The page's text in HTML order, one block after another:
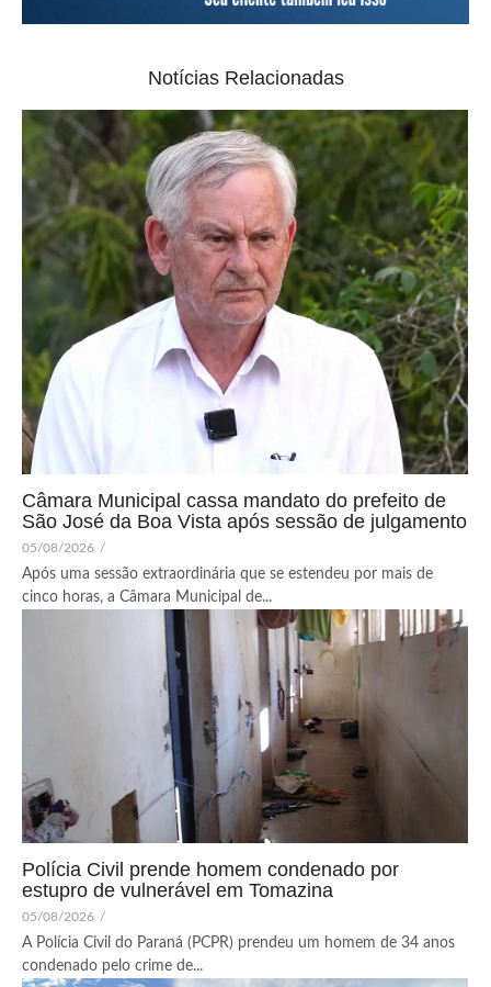
Notícias Relacionadas
Câmara Municipal cassa mandato do prefeito de
São José da Boa Vista após sessão de julgamento
05/08/2026 /
Após uma sessão extraordinária que se estendeu por mais de
cinco horas, a Câmara Municipal de...
Polícia Civil prende homem condenado por
estupro de vulnerável em Tomazina
05/08/2026 /
A Polícia Civil do Paraná (PCPR) prendeu um homem de 34 anos
condenado pelo crime de...